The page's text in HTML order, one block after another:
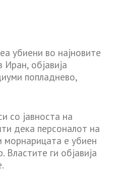
убиени во најновите
објавија
попладнево,
со јавноста на
дека персоналот на
морнарицата е убиен
ги објавија